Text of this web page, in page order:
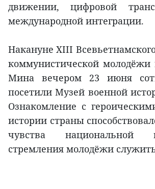
движении, цифровой
международной интеграции.
Накануне XIII
коммунистической
Мина вечером 23 июня
посетили Музей военной
Ознакомление с
истории страны
чувства национальной
стремления молодёжи